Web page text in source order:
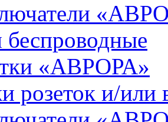
беспроводные
«АВРОРА»
розеток и/